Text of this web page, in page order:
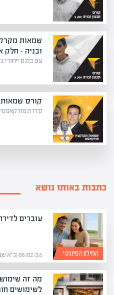
שמאות
ובניה – חלק
עם בלנס ייחודי
קורס
סדרת
כתבות באותו נושא
המילון הפיננסי
עוברים
08/02/26 (כ״א שבט תשפ״ו) | מערכת אפיק
מה זה
לשימושים